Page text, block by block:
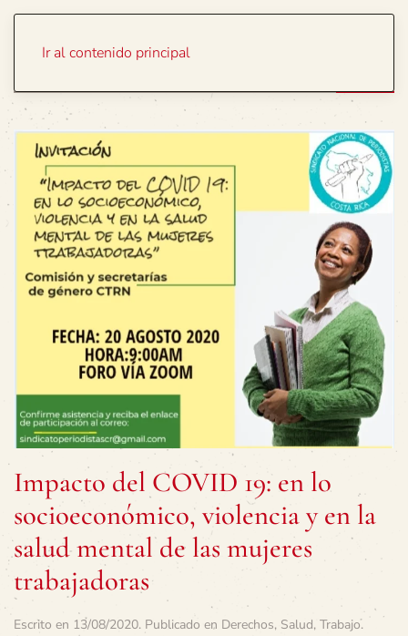
Ir al contenido principal
Impacto del COVID 19: en lo
socioeconómico, violencia y en la
salud mental de las mujeres
trabajadoras
Escrito en 13/08/2020. Publicado en Derechos, Salud, Trabajo.